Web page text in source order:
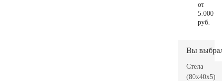
от
5.000
руб.
Вы
Стела
(80x40x5)